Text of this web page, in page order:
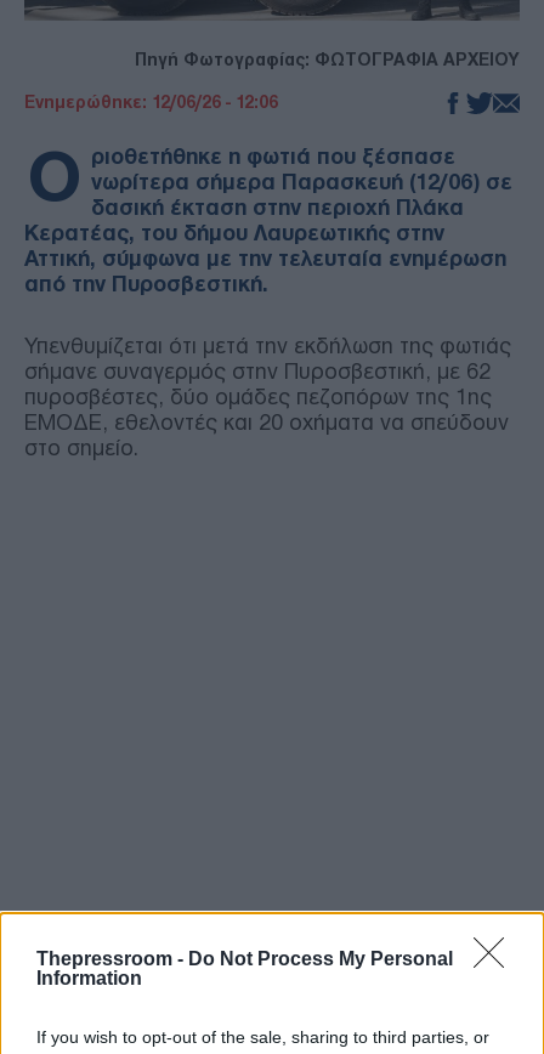
Thepressroom - Do Not Process My Personal
Information
If you wish to opt-out of the sale, sharing to third parties, or
Πηγή Φωτογραφίας: ΦΩΤΟΓΡΑΦΙΑ ΑΡΧΕΙΟΥ
Ενημερώθηκε: 12/06/26 - 12:06
Ο ριοθετήθηκε η φωτιά που ξέσπασε
νωρίτερα σήμερα Παρασκευή (12/06) σε
δασική έκταση στην περιοχή Πλάκα
Κερατέας, του δήμου Λαυρεωτικής στην
Αττική, σύμφωνα με την τελευταία ενημέρωση
από την Πυροσβεστική.
Υπενθυμίζεται ότι μετά την εκδήλωση της φωτιάς
σήμανε συναγερμός στην Πυροσβεστική, με 62
πυροσβέστες, δύο ομάδες πεζοπόρων της 1ης
ΕΜΟΔΕ, εθελοντές και 20 οχήματα να σπεύδουν
στο σημείο.